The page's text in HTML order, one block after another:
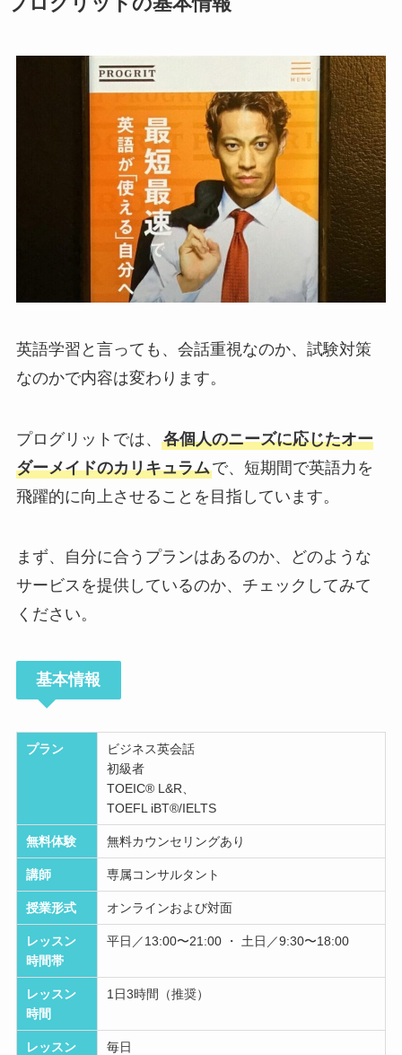
英語学習と言っても、会話重視なのか、試験対策
なのかで内容は変わります。
プログリットでは、 各個人のニーズに応じたオー
ダーメイドのカリキュラムで、短期間で英語力を
飛躍的に向上させることを目指しています。
まず、自分に合うプランはあるのか、どのような
サービスを提供しているのか、チェックしてみて
ください。
基本情報
プラン
ビジネス英会話
初級者
TOEIC® L&R、
TOEFL iBT®/IELTS
無料体験 無料カウンセリングあり
講師 専属コンサルタント
授業形式 オンラインおよび対面
レッスン
時間帯
平日／13:00〜21:00 ・ 土日／9:30〜18:00
レッスン
時間
1日3時間（推奨）
レッスン
毎日